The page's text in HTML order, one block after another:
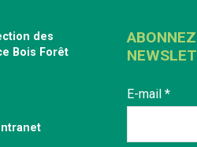
des
Bois Forêt
E-mail *